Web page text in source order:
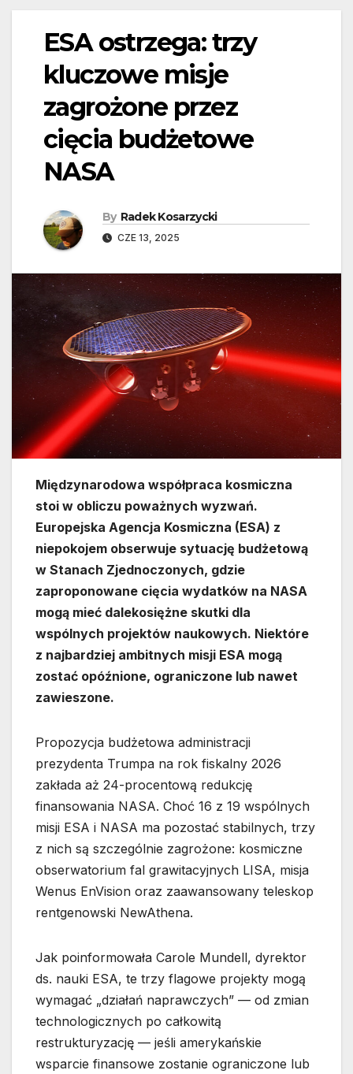
ESA ostrzega: trzy
kluczowe misje
zagrożone przez
cięcia budżetowe
NASA
By Radek Kosarzycki
CZE 13, 2025
Międzynarodowa współpraca kosmiczna
stoi w obliczu poważnych wyzwań.
Europejska Agencja Kosmiczna (ESA) z
niepokojem obserwuje sytuację budżetową
w Stanach Zjednoczonych, gdzie
zaproponowane cięcia wydatków na NASA
mogą mieć dalekosiężne skutki dla
wspólnych projektów naukowych. Niektóre
z najbardziej ambitnych misji ESA mogą
zostać opóźnione, ograniczone lub nawet
zawieszone.
Propozycja budżetowa administracji
prezydenta Trumpa na rok fiskalny 2026
zakłada aż 24-procentową redukcję
finansowania NASA. Choć 16 z 19 wspólnych
misji ESA i NASA ma pozostać stabilnych, trzy
z nich są szczególnie zagrożone: kosmiczne
obserwatorium fal grawitacyjnych LISA, misja
Wenus EnVision oraz zaawansowany teleskop
rentgenowski NewAthena.
Jak poinformowała Carole Mundell, dyrektor
ds. nauki ESA, te trzy flagowe projekty mogą
wymagać „działań naprawczych” — od zmian
technologicznych po całkowitą
restrukturyzację — jeśli amerykańskie
wsparcie finansowe zostanie ograniczone lub